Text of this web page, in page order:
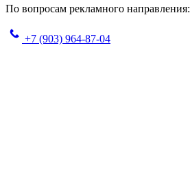
По вопросам рекламного направления:
+7 (903) 964-87-04